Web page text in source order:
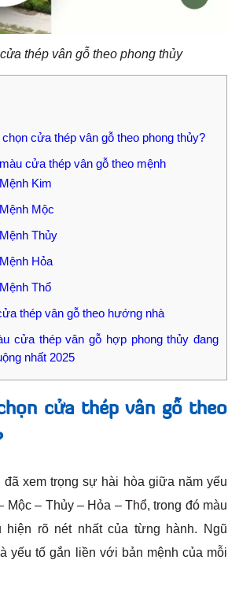
thép vân gỗ theo phong thủy
cửa thép vân gỗ theo phong thủy?
cửa thép vân gỗ theo mệnh
Mệnh Kim
Mộc
Thủy
Hỏa
Thổ
thép vân gỗ theo hướng nhà
cửa thép vân gỗ hợp phong thủy đang
nhất 2025
cửa thép vân gỗ theo
đã xem trọng sự hài hòa giữa năm yếu
Mộc – Thủy – Hỏa – Thổ, trong đó màu
hiện rõ nét nhất của từng hành. Ngũ
yếu tố gắn liền với bản mệnh của mỗi